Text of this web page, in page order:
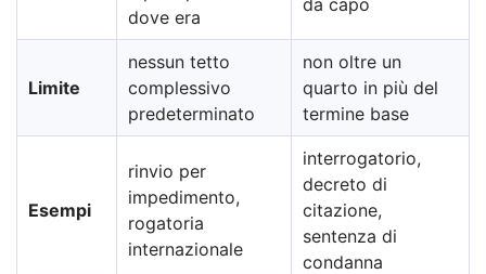
dove era
Limite
nessun tetto
complessivo
predeterminato
non oltre un
quarto in più del
termine base
Esempi
rinvio per
impedimento,
rogatoria
internazionale
interrogatorio,
decreto di
citazione,
sentenza di
condanna